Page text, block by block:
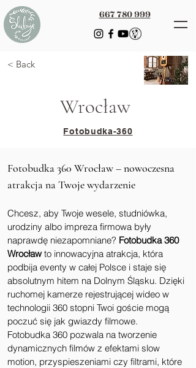
667 780 999
< Back
Wrocław
Fotobudka-360
Fotobudka 360 Wrocław – nowoczesna
atrakcja na Twoje wydarzenie
Chcesz, aby Twoje wesele, studniówka,
urodziny albo impreza firmowa były
naprawdę niezapomniane? Fotobudka 360
Wrocław to innowacyjna atrakcja, która
podbija eventy w całej Polsce i staje się
absolutnym hitem na Dolnym Śląsku. Dzięki
ruchomej kamerze rejestrującej wideo w
technologii 360 stopni Twoi goście mogą
poczuć się jak gwiazdy filmowe.
Fotobudka 360 pozwala na tworzenie
dynamicznych filmów z efektami slow
motion, przyspieszeniami czy filtrami, które